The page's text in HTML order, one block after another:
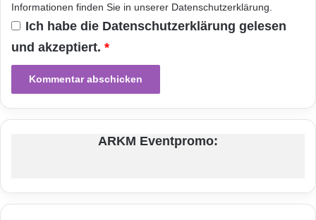
Informationen finden Sie in unserer Datenschutzerklärung
Ich habe die Datenschutzerklärung gelesen
und akzeptiert. *
ARKM Eventpromo: